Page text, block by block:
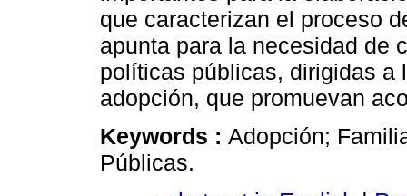
que caracterizan el proceso
apunta para la necesidad de
políticas públicas, dirigidas a
adopción, que promuevan
Keywords : Adopción;
Públicas.